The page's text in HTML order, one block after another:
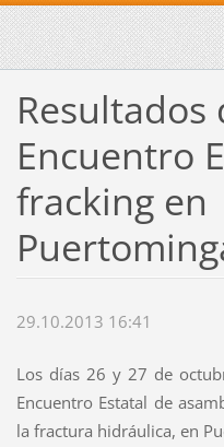
Resultados
Encuentro
fracking en
29.10.2013 16:41
Los días 26 y 27 de
Encuentro Estatal de
la fractura hidráulica, en